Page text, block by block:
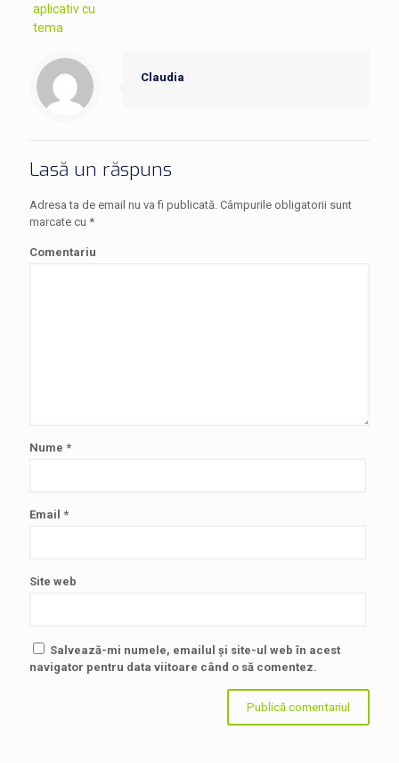
aplicativ cu
tema
Claudia
Lasă un răspuns
Adresa ta de email nu va fi publicată. Câmpurile obligatorii sunt
marcate cu *
Comentariu
Nume *
Email *
Site web
Salvează-mi numele, emailul și site-ul web în acest
navigator pentru data viitoare când o să comentez.